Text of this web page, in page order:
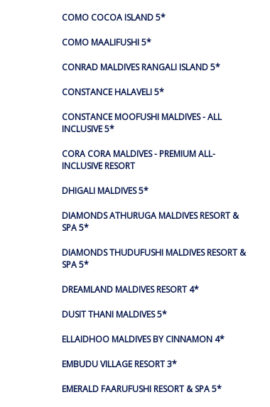
COMO COCOA ISLAND 5*
COMO MAALIFUSHI 5*
CONRAD MALDIVES RANGALI ISLAND 5*
CONSTANCE HALAVELI 5*
CONSTANCE MOOFUSHI MALDIVES - ALL
INCLUSIVE 5*
CORA CORA MALDIVES - PREMIUM ALL-
INCLUSIVE RESORT
DHIGALI MALDIVES 5*
DIAMONDS ATHURUGA MALDIVES RESORT &
SPA 5*
DIAMONDS THUDUFUSHI MALDIVES RESORT &
SPA 5*
DREAMLAND MALDIVES RESORT 4*
DUSIT THANI MALDIVES 5*
ELLAIDHOO MALDIVES BY CINNAMON 4*
EMBUDU VILLAGE RESORT 3*
EMERALD FAARUFUSHI RESORT & SPA 5*